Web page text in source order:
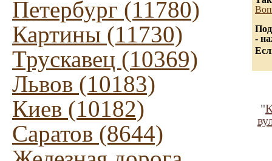
Петербург (11780)
Картины (11730)
Трускавец (10369)
Львов (10183)
Киев (10182)
Саратов (8644)
-
"